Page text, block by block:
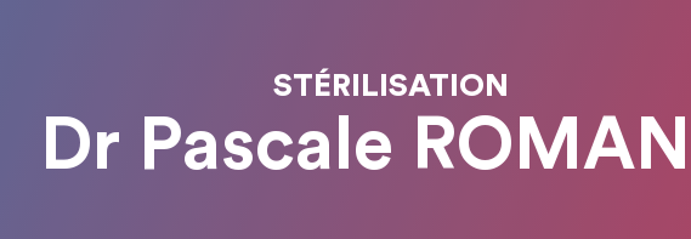
STÉRILISATION
Dr Pascale